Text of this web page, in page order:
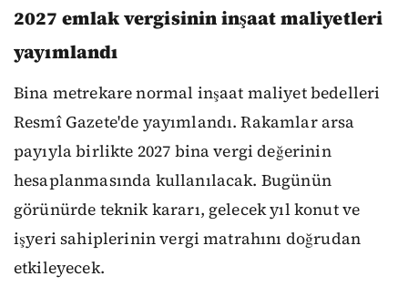
2027 emlak vergisinin inşaat maliyetleri
yayımlandı
Bina metrekare normal inşaat maliyet bedelleri
Resmî Gazete'de yayımlandı. Rakamlar arsa
payıyla birlikte 2027 bina vergi değerinin
hesaplanmasında kullanılacak. Bugünün
görünürde teknik kararı, gelecek yıl konut ve
işyeri sahiplerinin vergi matrahını doğrudan
etkileyecek.